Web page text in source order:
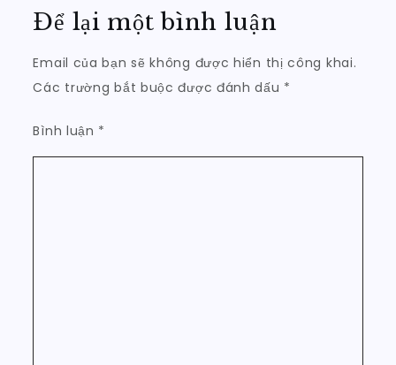
Để lại một bình luận
Email của bạn sẽ không được hiển thị công khai.
Các trường bắt buộc được đánh dấu *
Bình luận *